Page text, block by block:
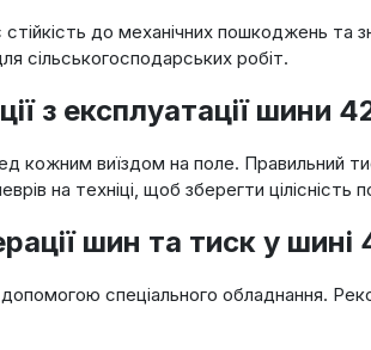
до механічних пошкоджень та
сільськогосподарських робіт.
з експлуатації
кожним виїздом на поле. Правильний
на техніці, щоб зберегти цілісність
шин та тиск у
спеціального обладнання.